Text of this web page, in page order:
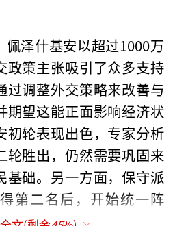
佩泽什基安以超过1000万
政策主张吸引了众多支持
过调整外交策略来改善与
期望这能正面影响经济状
初轮表现出色，专家分析
轮胜出，仍然需要巩固来
基础。另一方面，保守派
第二名后，开始统一阵